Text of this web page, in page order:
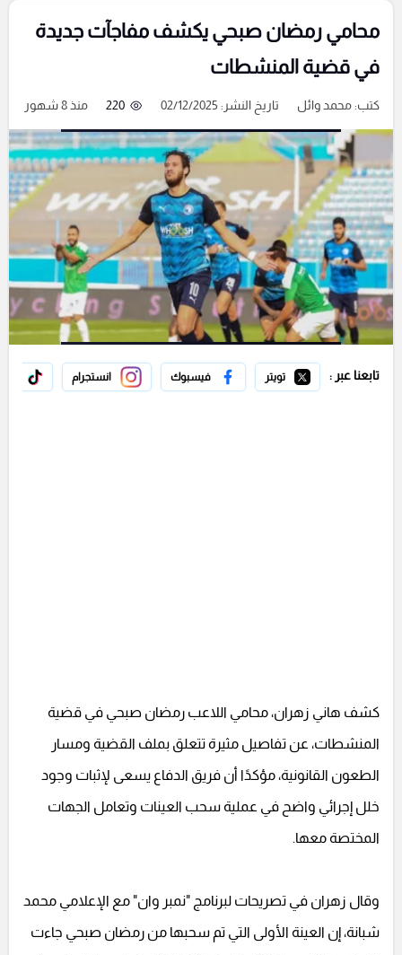
محامي رمضان صبحي يكشف مفاجآت جديدة
في قضية المنشطات
كتب:محمد وائل تاريخ النشر: 02/12/2025 220 منذ 8 شهور
تابعنا عبر : تويتر فيسبوك انستجرام
كشف هاني زهران، محامي اللاعب رمضان صبحي في قضية
المنشطات، عن تفاصيل مثيرة تتعلق بملف القضية ومسار
الطعون القانونية، مؤكدًا أن فريق الدفاع يسعى لإثبات وجود
خلل إجرائي واضح في عملية سحب العينات وتعامل الجهات
المختصة معها.
وقال زهران في تصريحات لبرنامج "نمبر وان" مع الإعلامي محمد
شبانة، إن العينة الأولى التي تم سحبها من رمضان صبحي جاءت